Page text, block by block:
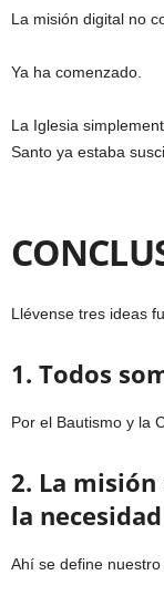
La misión digital no
Ya ha comenzado.
La Iglesia
Santo ya estaba
Llévense tres ideas
1. Todos
Por el Bautismo y la
2. La
la
Ahí se define nuestro